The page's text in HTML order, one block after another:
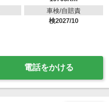
車検/自賠責
検2027/10
電話をかける